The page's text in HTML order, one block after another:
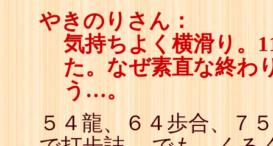
やきのりさん：
気持ちよく横滑り。
た。なぜ素直な終わ
う…。
５４龍、６４歩合、７